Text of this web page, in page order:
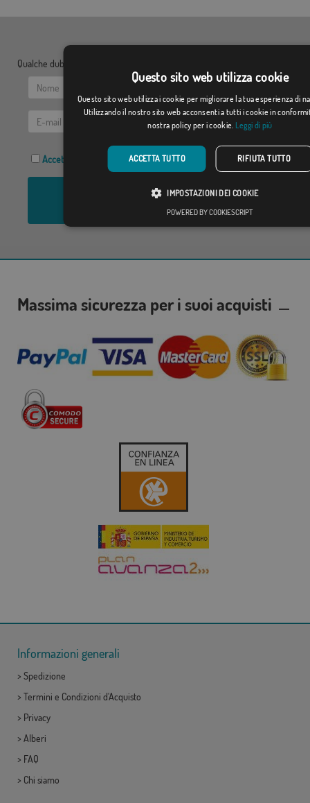
Qualche dubbio? Inviaci le tue domande:
Accetto l' Informativa sulla privacy
Inviare
Massima sicurezza per i suoi acquisti
Informazioni generali
> Spedizione
> Termini e Condizioni d'Acquisto
> Privacy
> Alberi
> FAQ
> Chi siamo
Questo sito web utilizza cookie
Questo sito web utilizza i cookie per migliorare la tua esperienza di
Utilizzando il nostro sito web acconsenti a tutti i cookie in
nostra policy per i cookie. Leggi di più
ACCETTA TUTTO RIFIUTA TUTTO
IMPOSTAZIONI DEI COOKIE
POWERED BY COOKIESCRIPT